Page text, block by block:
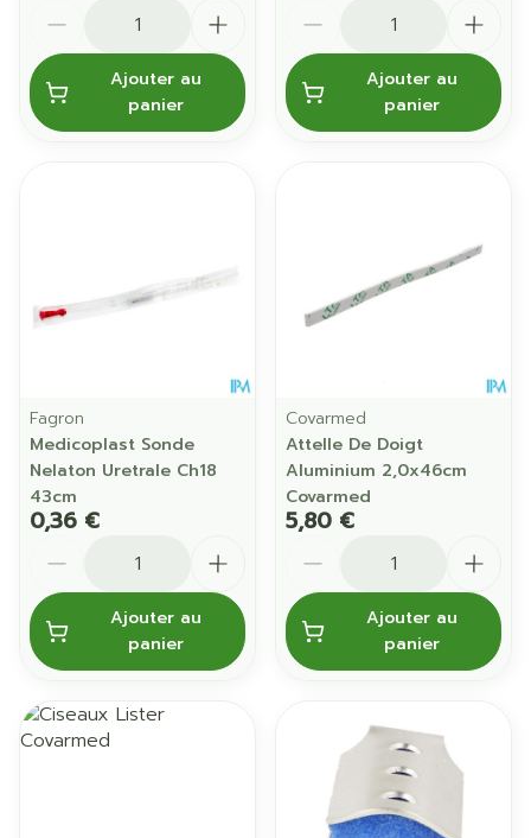
Ajouter au
panier
Ajouter au
panier
Fagron
Medicoplast Sonde
Nelaton Uretrale Ch18
43cm
0,36 €
Ajouter au
panier
Covarmed
Attelle De Doigt
Aluminium 2,0x46cm
Covarmed
5,80 €
Ajouter au
panier